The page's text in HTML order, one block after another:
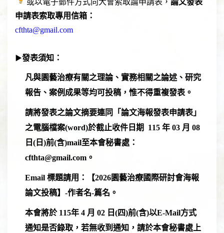
或以電子郵件方式向大會索取論申請表， 論文發表
申請表索取專用信箱：
cfthta@gmail.com
▶發表須知 ：
凡與園藝治療有關之理論、實務相關之論述、研究
報告、案例成果等均可投稿，惟不得重複發表。
請將發表之論文摘要連同「論文海報發表申請表」
之電腦檔案(word)於截止收件日期
115 年 03 月 08
日(日)前(含)mail至本會秘書處：
cfthta@gmail.com 。
Email 標題請用：【2026園藝治療國際研討會海報
論文投稿】-作者名-篇名。
本會將於 115年 4 月 02 日(四)前(含)以E-Mail方式
通知是否錄取，若無收到通知，請於本會秘書處上